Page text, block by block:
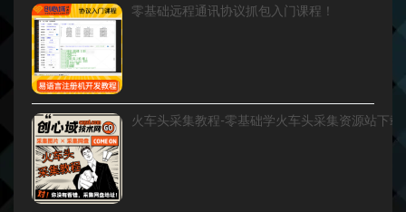
零基础远程通讯协议抓包入门课程！
火车头采集教程-零基础学火车头采集资源站下载